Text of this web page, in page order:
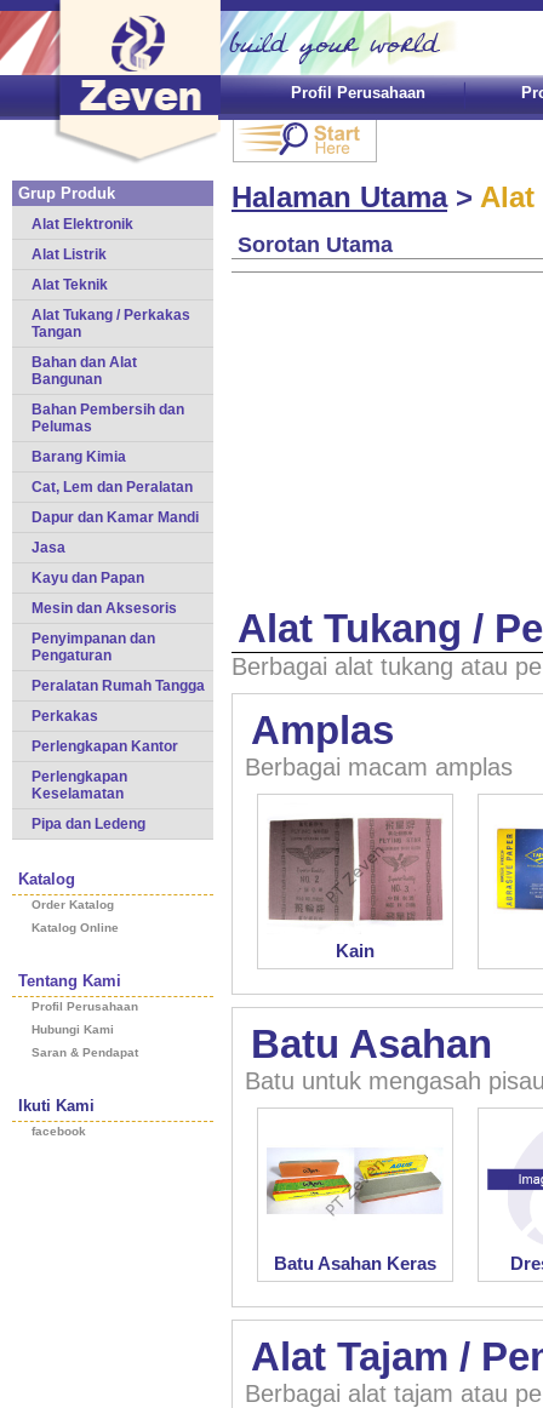
Profil Perusahaan
Grup Produk
Alat Elektronik
Alat Listrik
Alat Teknik
Alat Tukang / Perkakas
Tangan
Bahan dan Alat
Bangunan
Bahan Pembersih dan
Pelumas
Barang Kimia
Cat, Lem dan Peralatan
Dapur dan Kamar Mandi
Jasa
Kayu dan Papan
Mesin dan Aksesoris
Penyimpanan dan
Pengaturan
Peralatan Rumah Tangga
Perkakas
Perlengkapan Kantor
Perlengkapan
Keselamatan
Pipa dan Ledeng
Katalog
Order Katalog
Katalog Online
Tentang Kami
Profil Perusahaan
Hubungi Kami
Saran & Pendapat
Ikuti Kami
facebook
Halaman Utama > Alat
Sorotan Utama
Alat Tukang /
Berbagai alat tukang atau
Amplas
Berbagai macam amplas
Kain
Batu Asahan
Batu untuk mengasah
Batu Asahan Keras
Alat Tajam /
Berbagai alat tajam atau